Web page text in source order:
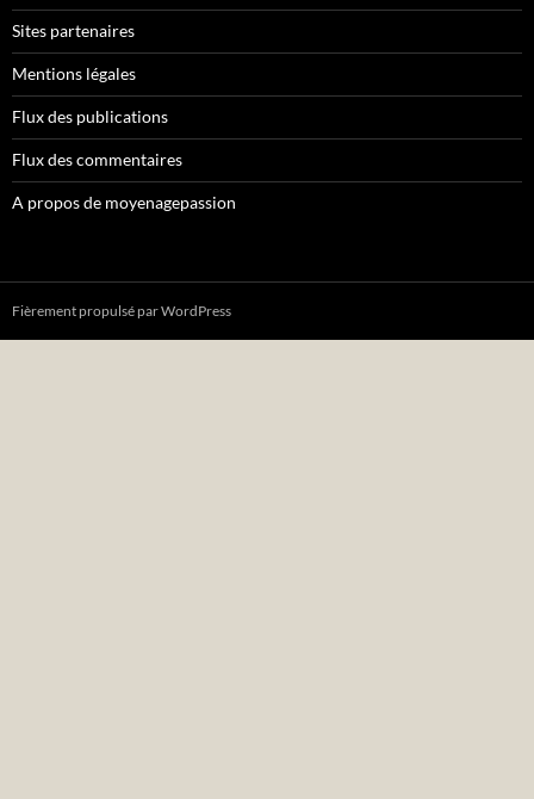
Sites partenaires
Mentions légales
Flux des publications
Flux des commentaires
A propos de moyenagepassion
Fièrement propulsé par WordPress